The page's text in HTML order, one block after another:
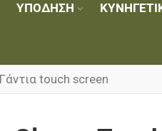
ΥΠΌΔΗΣΗ
touch screen